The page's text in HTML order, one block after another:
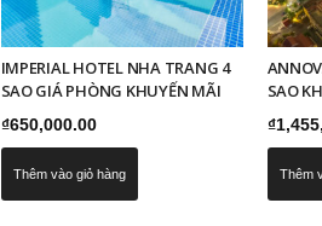
IMPERIAL HOTEL NHA TRANG 4
SAO GIÁ PHÒNG KHUYẾN MÃI
₫650,000.00
Thêm vào giỏ hàng
SAO
₫
Thêm